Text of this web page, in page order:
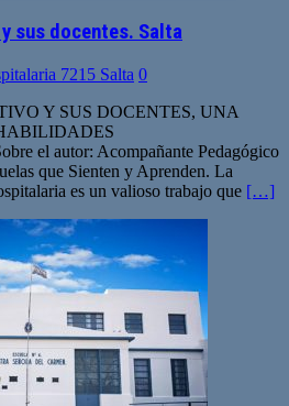
sus docentes. Salta
7215 Salta 0
Y SUS DOCENTES, UNA
el autor: Acompañante Pedagógico
que Sienten y Aprenden. La
es un valioso trabajo que […]